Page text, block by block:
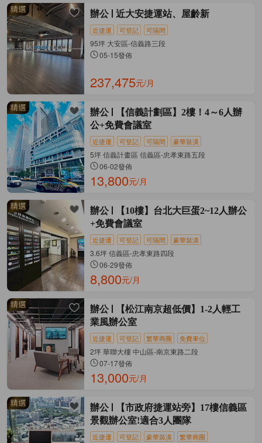
辦公 近大安捷運站、屋齡新
近捷運 可登記 可隔間
95坪 大安區-信義路三段
05-15發佈
237,475元/月
辦公
【信義計劃區】2樓！4～6人辦
公+免費會議室
近捷運 可登記 可隔間 豪華裝潢
5坪 信義計畫區 信義區-忠孝東路五段
06-02發佈
13,800元/月
辦公
【10樓】台北大巨蛋2~12人辦公
+免費會議室
近捷運 可登記 可隔間 豪華裝潢
3.6坪 信義區-忠孝東路四段
06-29發佈
8,800元/月
辦公
【松江南京超低價】1-2人輕工
業風辦公室
近捷運 可登記 繁華商圈 免費車位
2坪 華聯大樓 中山區-南京東路二段
07-17發佈
13,000元/月
辦公
【市政府捷運站旁】17樓信義區
景觀辦公室!適合3人團隊
近捷運 可登記 豪華裝潢 繁華商圈